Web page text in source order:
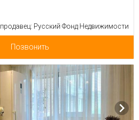
продавец: Русский Фонд Недвижимости
Позвонить